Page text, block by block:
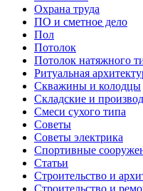
Охрана труда
ПО и сметное дело
Пол
Потолок
Потолок натяжного
Ритуальная
Скважины и колодцы
Складские и
Смеси сухого типа
Советы
Советы электрика
Спортивные
Статьи
Строительство и